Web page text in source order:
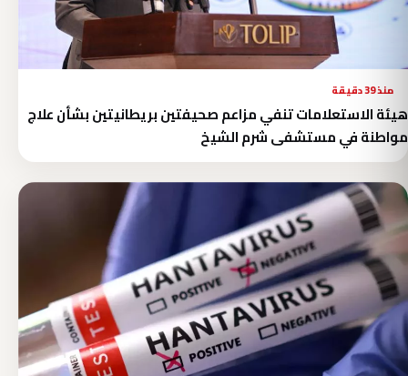
منذ 39 دقيقة
هيئة الاستعلامات تنفي مزاعم صحيفتين بريطانيتين بشأن علاج
مواطنة في مستشفى شرم الشيخ